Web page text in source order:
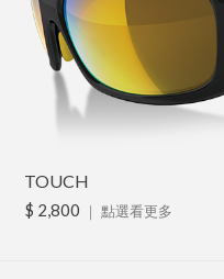
TOUCH
$ 2,800 ｜ 點選看更多